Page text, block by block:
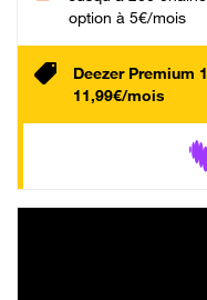
option à 5€/mois
Deezer Premium
11,99€/mois